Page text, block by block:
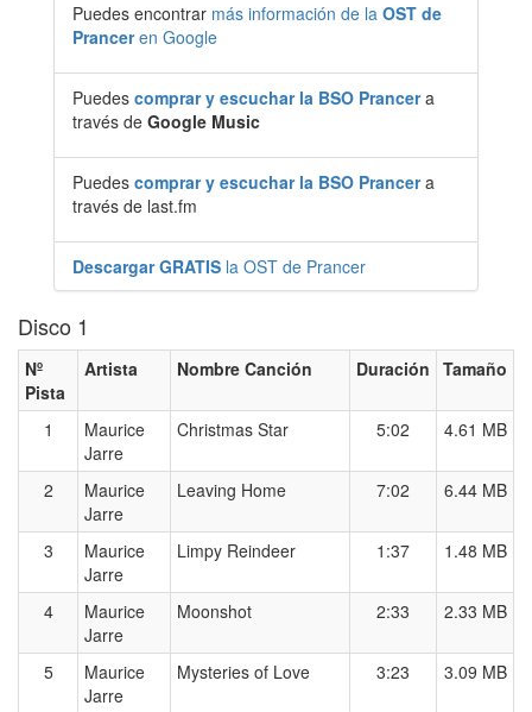
Puedes encontrar más información de la OST de
Pranceren Google
Puedes comprar y escuchar la BSO Prancera
través de Google Music
Puedes comprar y escuchar la BSO Prancera
través de last.fm
Descargar GRATIS la OST de Prancer
Disco 1
Nº
Pista
Artista Nombre Canción Duración Tamaño
1
Maurice
Jarre
Christmas Star 5:02 4.61 MB
2
Maurice
Jarre
Leaving Home 7:02 6.44 MB
3
Maurice
Jarre
Limpy Reindeer 1:37 1.48 MB
4
Maurice
Jarre
Moonshot 2:33 2.33 MB
5
Maurice
Jarre
Mysteries of Love 3:23 3.09 MB